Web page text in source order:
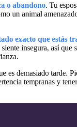
o abandono. Tu
un animal
exacto que estás
insegura, así que
es demasiado tarde.
tempranas y